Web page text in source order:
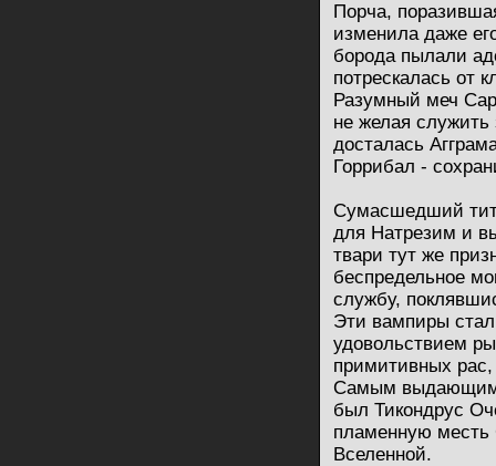
Порча,
изменила даже
борода пылали
потрескалась от
Разумный меч
не желая
досталась
Горрибал -
Сумасшедший
для Натрезим и
твари тут же
беспредельное
службу,
Эти вампиры
удовольствием
примитивных
Самым
был Тикондрус
пламенную месть
Вселенной.